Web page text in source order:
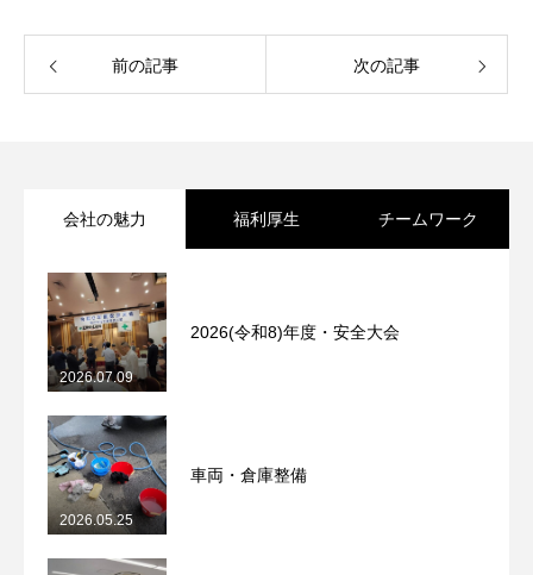
前の記事 次の記事
会社の魅力 福利厚生 チームワーク
2026(令和8)年度・安全大会
2026.07.09
車両・倉庫整備
2026.05.25